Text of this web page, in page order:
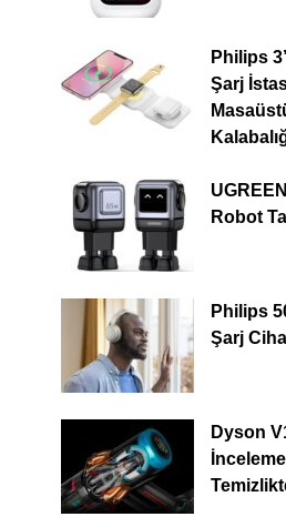
Philips
Şarj
Robot
Philips
Şarj
Dyson